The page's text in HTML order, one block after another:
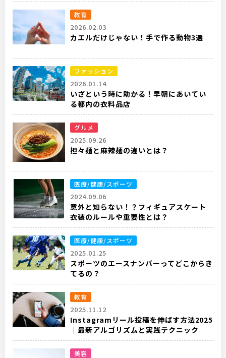
教育
2026.02.03
カエルだけじゃない！手で作る動物3選
ファッション
2026.01.14
いざという時に助かる！早朝にあいてい
る都内の衣料品店
グルメ
2025.09.26
担々麺と麻辣麺の違いとは？
医療/健康/スポーツ
2024.09.06
意外と知らない！？フィギュアスケート
衣装のルールや重要性とは？
医療/健康/スポーツ
2025.01.25
スポーツのエースナンバーってどこからき
てるの？
教育
2025.11.12
Instagramリール投稿を伸ばす方法2025
｜最新アルゴリズムと実践テクニック
美容